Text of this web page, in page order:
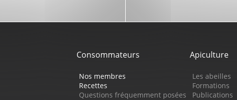
Apiculture
Les abeilles
Formations
Publications
Consommateurs
Nos membres
Recettes
Questions fréquemment posées